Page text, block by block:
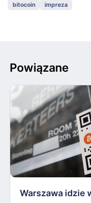
bitocoin impreza
Powiązane
Warszawa idzie